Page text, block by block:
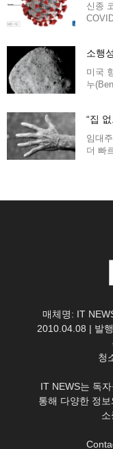
신종
소행
미국
누
“집
임대
더 빠
매체명: IT
2010.04.08 | 발
청
IT NEWS는 독
통해 다양한 정